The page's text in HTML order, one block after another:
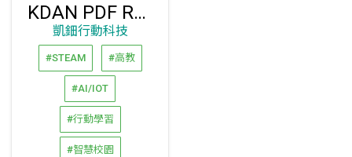
KDAN PDF Reader
凱鈿行動科技
#STEAM #高教
#AI/IOT
#行動學習
#智慧校園